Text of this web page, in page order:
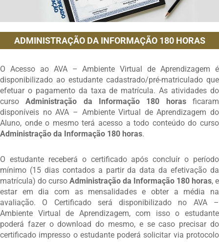
ADMINISTRAÇÃO DA INFORMAÇÃO 180 HORAS
O Acesso ao AVA – Ambiente Virtual de Aprendizagem é
disponibilizado ao estudante cadastrado/pré-matriculado que
efetuar o pagamento da taxa de matrícula. As atividades do
cursoAdministração da Informação 180 horasficaram
disponíveis no AVA – Ambiente Virtual de Aprendizagem do
Aluno, onde o mesmo terá acesso a todo conteúdo do curso
Administração da Informação 180 horas.
O estudante receberá o certificado após concluír o período
mínimo (15 dias contados a partir da data da efetivação da
matrícula) do curso Administração da Informação 180 horas, e
estar em dia com as mensalidades e obter a média na
avaliação. O Certificado será disponibilizado no AVA –
Ambiente Virtual de Aprendizagem, com isso o estudante
poderá fazer o download do mesmo, e se caso precisar do
certificado impresso o estudante poderá solicitar via protocolo